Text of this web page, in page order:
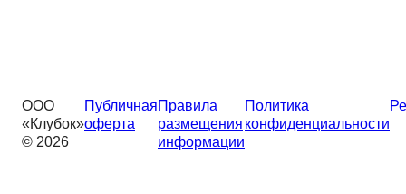
ООО
«Клубок»
© 2026
Публичная
оферта
Правила
размещения
информации
Политика
конфиденциальности